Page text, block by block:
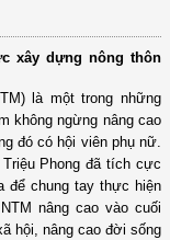
xây dựng nông thôn
là một trong những
không ngừng nâng cao
đó có hội viên phụ nữ.
Phong đã tích cực
để chung tay thực hiện
nâng cao vào cuối
hội, nâng cao đời sống